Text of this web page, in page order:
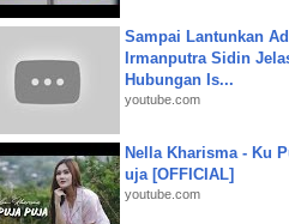
Sampai Lantunkan
Irmanputra Sidin
Hubungan Is...
youtube.com
Nella Kharisma - Ku
uja [OFFICIAL]
youtube.com